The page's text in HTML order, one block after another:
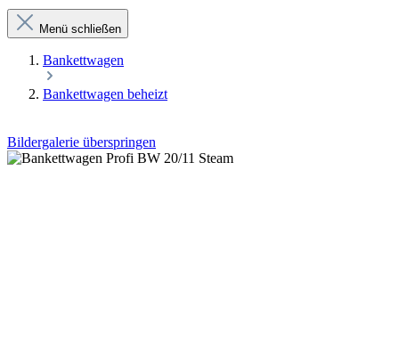
Menü schließen
Bankettwagen
Bankettwagen beheizt
Bildergalerie überspringen